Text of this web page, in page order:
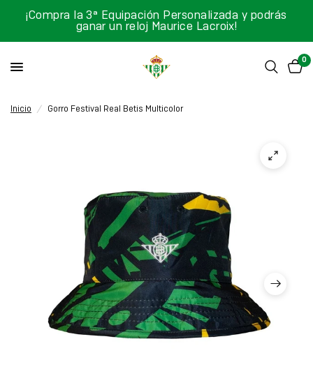
¡Compra la 3ª Equipación Personalizada y podrás
ganar un reloj Maurice Lacroix!
0
Inicio / Gorro Festival Real Betis Multicolor